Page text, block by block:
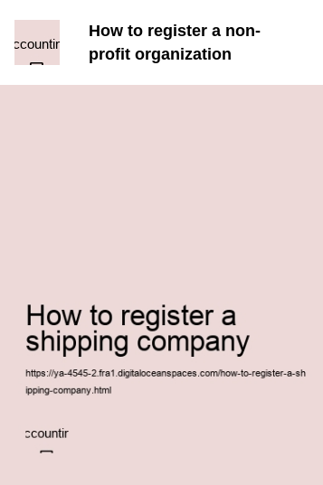
How to register a non-
profit organization